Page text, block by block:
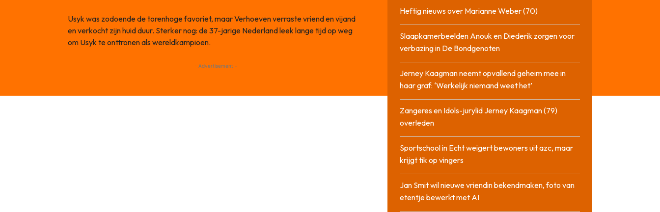
Usyk was zodoende de torenhoge favoriet, maar Verhoeven verraste vriend en vijand
en verkocht zijn huid duur. Sterker nog: de 37-jarige Nederland leek lange tijd op weg
om Usyk te onttronen als wereldkampioen.
- Advertisement -
Heftig nieuws over Marianne Weber (70)
Slaapkamerbeelden Anouk en Diederik zorgen voor
verbazing in De Bondgenoten
Jerney Kaagman neemt opvallend geheim mee in
haar graf: ‘Werkelijk niemand weet het’
Zangeres en Idols-jurylid Jerney Kaagman (79)
overleden
Sportschool in Echt weigert bewoners uit azc, maar
krijgt tik op vingers
Jan Smit wil nieuwe vriendin bekendmaken, foto van
etentje bewerkt met AI